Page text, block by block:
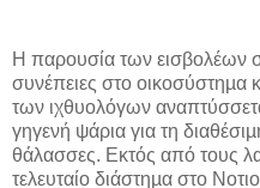
Η παρουσία των εισβολέων
συνέπειες στο οικοσύστηµα
των ιχθυολόγων
γηγενή ψάρια για τη
θάλασσες. Εκτός από τους
τελευταίο διάστηµα στο